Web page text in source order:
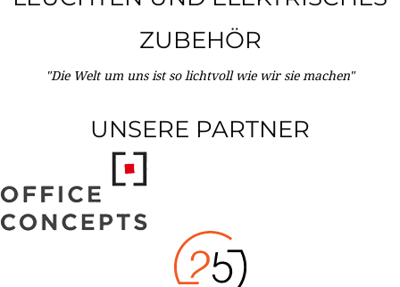
ZUBEHÖR
"Die Welt um uns ist so lichtvoll wie wir sie machen"
UNSERE PARTNER